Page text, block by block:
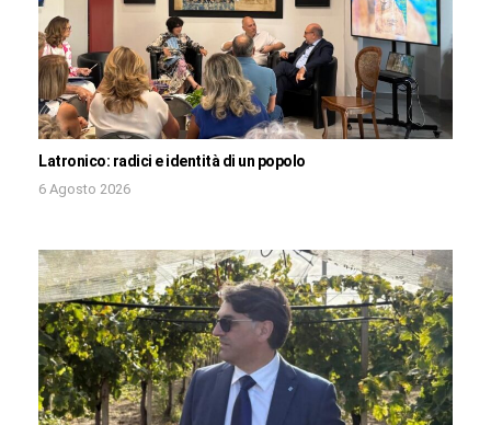
Latronico: radici e identità di un popolo
6 Agosto 2026